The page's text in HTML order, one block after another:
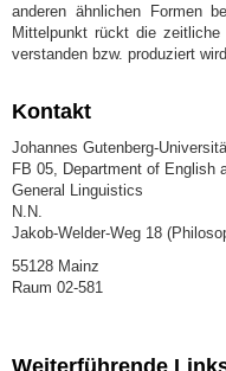
anderen ähnlichen Formen
Mittelpunkt rückt die
verstanden bzw. produziert wird.
Kontakt
Johannes Gutenberg-
FB 05, Department of English
General Linguistics
N.N.
Jakob-Welder-Weg 18
55128 Mainz
Raum 02-581
Weiterführende